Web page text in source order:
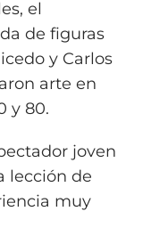
el
de figuras
y Carlos
arte en
y 80.
joven
lección de
muy